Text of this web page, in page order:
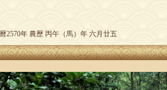
2570年 農歷 丙午（馬）年 六月廿五